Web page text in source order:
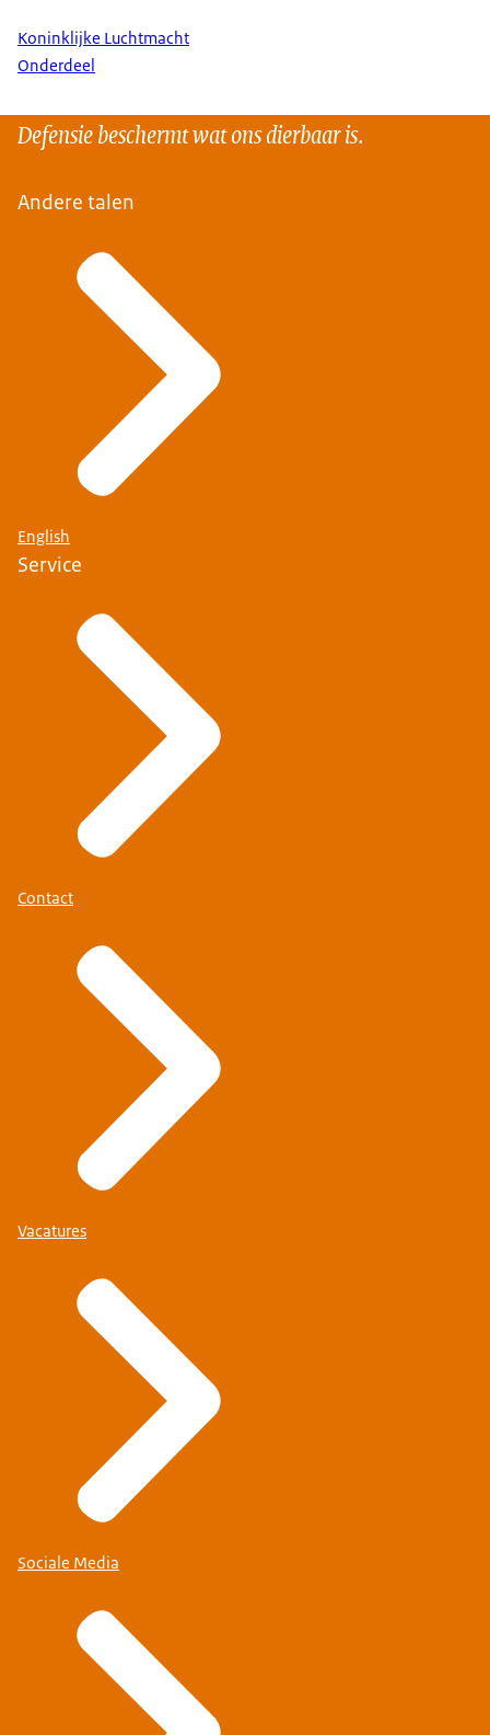
Koninklijke Luchtmacht
Onderdeel
Defensie beschermt wat ons dierbaar is.
Andere talen
English
Service
Contact
Vacatures
Sociale Media